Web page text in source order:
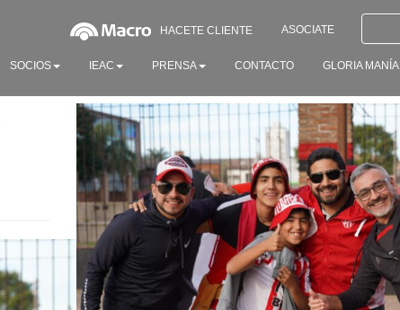
HACETE CLIENTE ASOCIATE
SOCIOS IEAC PRENSA CONTACTO GLORIA MANÍA